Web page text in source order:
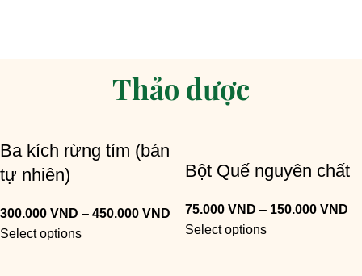
Thảo dược
Ba kích rừng tím (bán
tự nhiên)
300.000VND –450.000VND
Select options
Bột Quế nguyên chất
75.000 VND – 150.000 VND
Select options